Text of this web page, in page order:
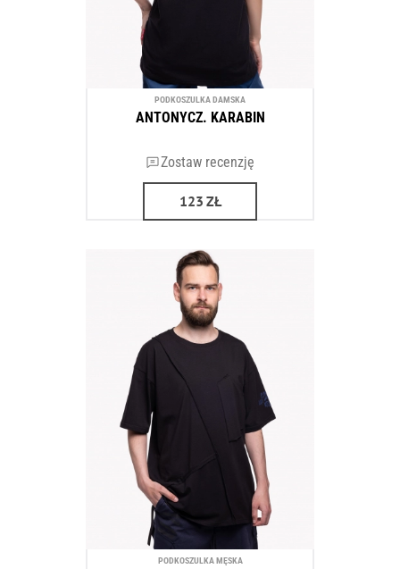
PODKOSZULKA DAMSKA
ANTONYCZ. KARABIN
Zostaw recenzję
123 ZŁ
PODKOSZULKA MĘSKA